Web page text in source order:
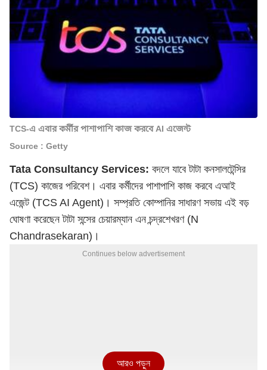
TCS-এ এবার কর্মীর পাশাপাশি কাজ করবে AI এজেন্ট
Source : Getty
Tata Consultancy Services: বদলে যাবে টাটা কনসালটেন্সির
(TCS) কাজের পরিবেশ। এবার কর্মীদের পাশাপাশি কাজ করবে এআই
এজেন্ট (TCS AI Agent)। সম্প্রতি কোম্পানির সাধারণ সভায় এই বড়
ঘোষণা করেছেন টাটা সন্সের চেয়ারম্যান এন চন্দ্রশেখরণ (N
Chandrasekaran)।
Continues below advertisement
আরও পড়ুন